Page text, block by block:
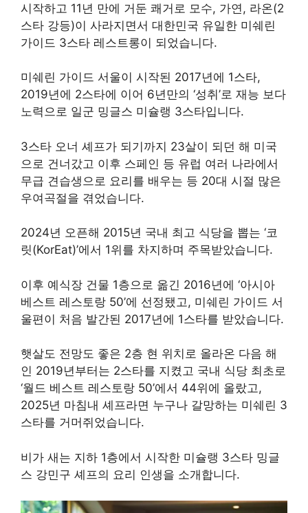
시작하고 11년 만에 거둔 쾌거로 모수, 가연, 라온(2
스타 강등)이 사라지면서 대한민국 유일한 미쉐린
가이드 3스타 레스트롱이 되었습니다.
미쉐린 가이드 서울이 시작된 2017년에 1스타,
2019년에 2스타에 이어 6년만의 ‘성취’로 재능 보다
노력으로 일군 밍글스 미슐랭 3스타입니다.
3스타 오너 셰프가 되기까지 23살이 되던 해 미국
으로 건너갔고 이후 스페인 등 유럽 여러 나라에서
무급 견습생으로 요리를 배우는 등 20대 시절 많은
우여곡절을 겪었습니다.
2024년 오픈해 2015년 국내 최고 식당을 뽑는 ‘코
릿(KorEat)’에서 1위를 차지하며 주목받았습니다.
이후 예식장 건물 1층으로 옮긴 2016년에 ‘아시아
베스트 레스토랑 50’에 선정됐고, 미쉐린 가이드 서
울편이 처음 발간된 2017년에 1스타를 받았습니다.
햇살도 전망도 좋은 2층 현 위치로 올라온 다음 해
인 2019년부터는 2스타를 지켰고 국내 식당 최초로
‘월드 베스트 레스토랑 50’에서 44위에 올랐고,
2025년 마침내 셰프라면 누구나 갈망하는 미쉐린 3
스타를 거머쥐었습니다.
비가 새는 지하 1층에서 시작한 미슐랭 3스타 밍글
스 강민구 셰프의 요리 인생을 소개합니다.